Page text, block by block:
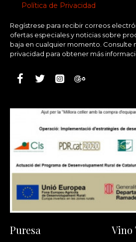
Política de Privacidad
Regístrese para recibir correos
ofertas especiales y noticias sobre
baja en cualquier momento. Consulte
privacidad para obtener más
Puresa
Vino